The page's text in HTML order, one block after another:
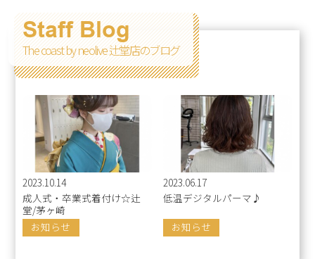
Staff Blog
The coast by neolive 辻堂店のブログ
2023.10.14
成人式・卒業式着付け☆辻
堂/茅ヶ崎
お知らせ
2023.06.17
低温デジタルパーマ♪
お知らせ